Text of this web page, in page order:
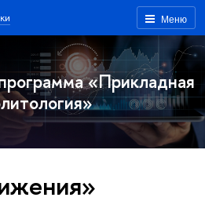
Меню
«Прикладная